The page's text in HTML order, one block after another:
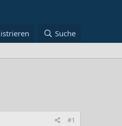
Suche
#1